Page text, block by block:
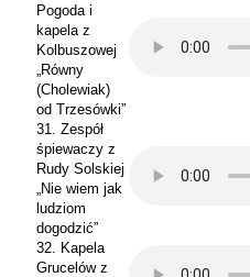
Pogoda i
kapela z
Kolbuszowej
„Równy
(Cholewiak)
od Trzesówki”
31. Zespół
śpiewaczy z
Rudy Solskiej
„Nie wiem jak
ludziom
dogodzić”
32. Kapela
Grucelów z